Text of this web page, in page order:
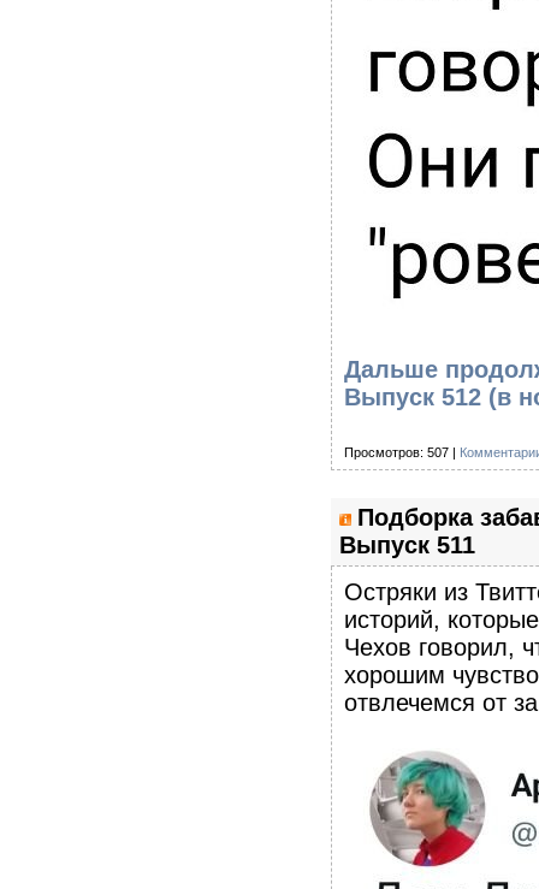
Дальше
Выпуск 512 (в
Просмотров: 507 |
Подборка
Выпуск 511
Остряки из
историй,
Чехов говорил,
хорошим
отвлечемся от